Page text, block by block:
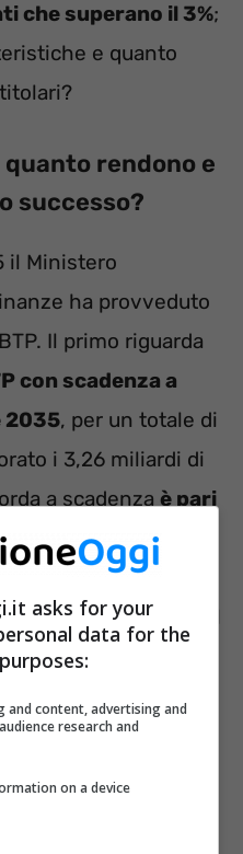
che superano il 3%;
e quanto
quanto rendono e
successo?
il Ministero
ha provveduto
Il primo riguarda
con scadenza a
2035, per un totale di
i 3,26 miliardi di
a scadenza è pari
in circolazione
18,124 miliardi di
versata ai titolari il
del titolo,
il prossimo 1°
asks for your
data for the
and content, advertising and
research and
on a device